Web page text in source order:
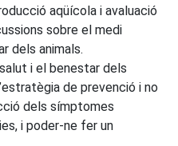
aqüícola i avaluació
sobre el medi
dels animals.
i el benestar dels
de prevenció i no
dels símptomes
i poder-ne fer un